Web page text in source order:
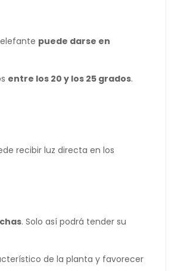
puede darse en
entre los 20 y los 25 grados.
recibir luz directa en los
. Solo así podrá tender su
de la planta y favorecer